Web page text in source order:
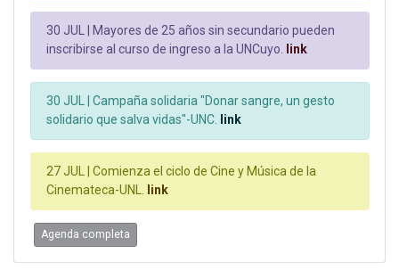
30 JUL |
Mayores de 25 años sin secundario pueden
inscribirse al curso de ingreso a la UNCuyo. link
30 JUL | Campaña solidaria "Donar sangre, un gesto
solidario que salva vidas"-UNC. link
27 JUL | Comienza el ciclo de Cine y Música de la
Cinemateca-UNL. link
Agenda completa